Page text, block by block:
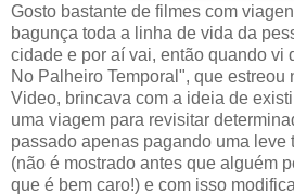
Gosto bastante de filmes com
bagunça toda a linha de vida da
cidade e por aí vai, então quando vi
No Palheiro Temporal", que estreou
Video, brincava com a ideia de
uma viagem para revisitar
passado apenas pagando uma leve
(não é mostrado antes que alguém
que é bem caro!) e com isso